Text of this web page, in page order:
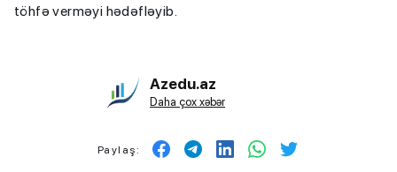
töhfə verməyi hədəfləyib.
Azedu.az
Daha çox xəbər
Paylaş: